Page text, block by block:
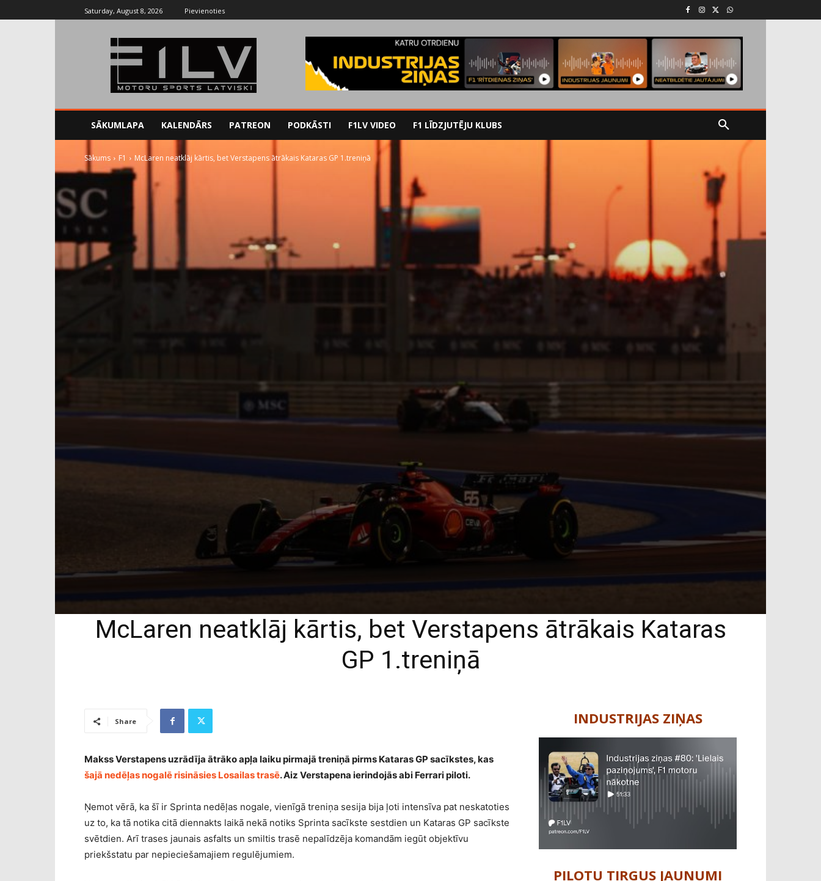
Saturday, August 8, 2026 Pievienoties
SĀKUMLAPA KALENDĀRS PATREON PODKĀSTI F1LV VIDEO F1 LĪDZJUTĒJU KLUBS
Sākums F1 McLaren neatklāj kārtis, bet Verstapens ātrākais Kataras GP 1.treniņā
McLaren neatklāj kārtis, bet Verstapens ātrākais Kataras
GP 1.treniņā
Share
Makss Verstapens uzrādīja ātrāko apļa laiku pirmajā treniņā pirms Kataras GP sacīkstes, kas
šajā nedēļas nogalē risināsies Losailas trasē. Aiz Verstapena ierindojās abi Ferrari piloti.
Ņemot vērā, ka šī ir Sprinta nedēļas nogale, vienīgā treniņa sesija bija ļoti intensīva pat neskatoties
uz to, ka tā notika citā diennakts laikā nekā notiks Sprinta sacīkste sestdien un Kataras GP sacīkste
svētdien. Arī trases jaunais asfalts un smiltis trasē nepalīdzēja komandām iegūt objektīvu
priekšstatu par nepieciešamajiem regulējumiem.
INDUSTRIJAS ZIŅAS
PILOTU TIRGUS JAUNUMI